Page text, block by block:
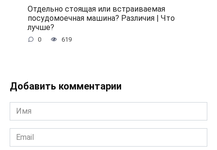
Отдельно стоящая или встраиваемая
посудомоечная машина? Различия | Что
лучше?
0 619
Добавить комментарии
Имя
*
Email
*